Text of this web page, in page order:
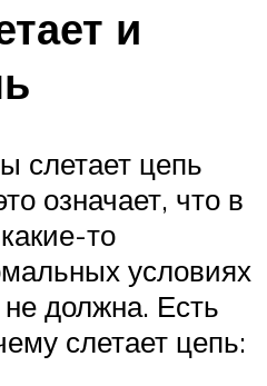
и
слетает цепь
означает, что в
то
условиях
не должна. Есть
слетает цепь: